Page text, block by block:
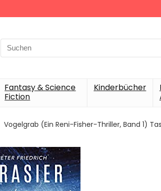
Search
for:
Fantasy & Science
Fiction
Kinderbücher
Vogelgrab (Ein Reni-Fisher-Thriller, Band 1)